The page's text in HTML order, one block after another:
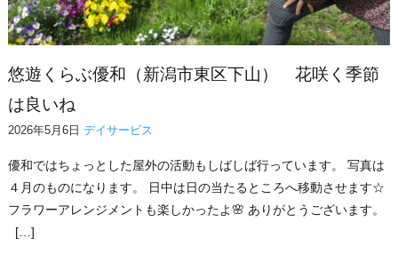
悠遊くらぶ優和（新潟市東区下山） 花咲く季節
は良いね
2026年5月6日 デイサービス
優和ではちょっとした屋外の活動もしばしば行っています。 写真は
４月のものになります。 日中は日の当たるところへ移動させます☆
フラワーアレンジメントも楽しかったよ🌸 ありがとうございます。
[…]